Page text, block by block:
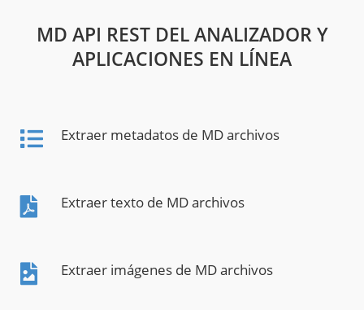
MD API REST DEL ANALIZADOR Y
APLICACIONES EN LÍNEA
Extraer metadatos de MD archivos
Extraer texto de MD archivos
Extraer imágenes de MD archivos